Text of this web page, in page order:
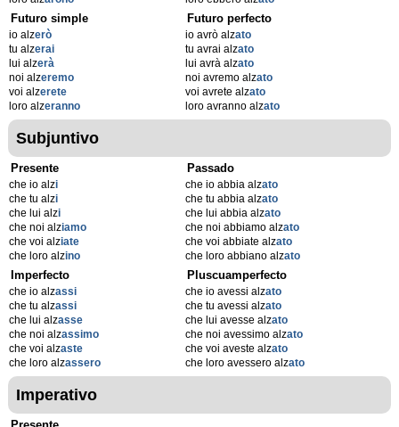
Futuro simple
io alzerò
tu alzerai
lui alzerà
noi alzeremo
voi alzerete
loro alzeranno
Futuro perfecto
io avrò alzato
tu avrai alzato
lui avrà alzato
noi avremo alzato
voi avrete alzato
loro avranno alzato
Subjuntivo
Presente
che io alzi
che tu alzi
che lui alzi
che noi alziamo
che voi alziate
che loro alzino
Passado
che io abbia alzato
che tu abbia alzato
che lui abbia alzato
che noi abbiamo alzato
che voi abbiate alzato
che loro abbiano alzato
Imperfecto
che io alzassi
che tu alzassi
che lui alzasse
che noi alzassimo
che voi alzaste
che loro alzassero
Pluscuamperfecto
che io avessi alzato
che tu avessi alzato
che lui avesse alzato
che noi avessimo alzato
che voi aveste alzato
che loro avessero alzato
Imperativo